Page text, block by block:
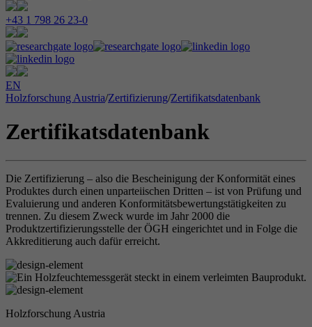
+43 1 798 26 23-0
EN
Holzforschung Austria/Zertifizierung/Zertifikatsdatenbank
Zertifikatsdatenbank
Die Zertifizierung – also die Bescheinigung der Konformität eines
Produktes durch einen unparteiischen Dritten – ist von Prüfung und
Evaluierung und anderen Konformitätsbewertungstätigkeiten zu
trennen. Zu diesem Zweck wurde im Jahr 2000 die
Produktzertifizierungsstelle der ÖGH eingerichtet und in Folge die
Akkreditierung auch dafür erreicht.
Holzforschung Austria